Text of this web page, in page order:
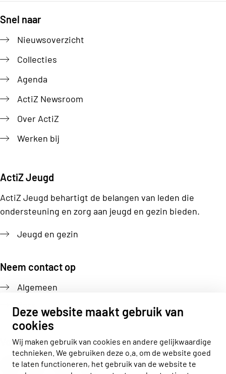
Deze website maakt gebruik van
cookies
Wij maken gebruik van cookies en andere gelijkwaardige
technieken. We gebruiken deze o.a. om de website goed
te laten functioneren, het gebruik van de website te
Snel naar
Nieuwsoverzicht
Collecties
Agenda
ActiZ Newsroom
Over ActiZ
Werken bij
ActiZ Jeugd
ActiZ Jeugd behartigt de belangen van leden die
ondersteuning en zorg aan jeugd en gezin bieden.
Jeugd en gezin
Neem contact op
Algemeen
Pers
Volg ons
Actiz linkedin
Actiz instagram
Actiz youtube
Actiz facebook